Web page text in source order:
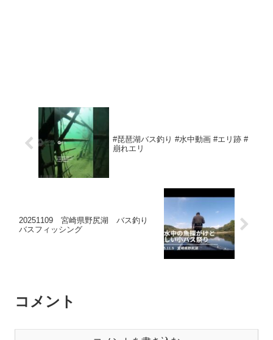
#琵琶湖バス釣り #水中動画 #エリ跡 #
崩れエリ
20251109 宮崎県野尻湖 バス釣り
バスフィッシング
コメント